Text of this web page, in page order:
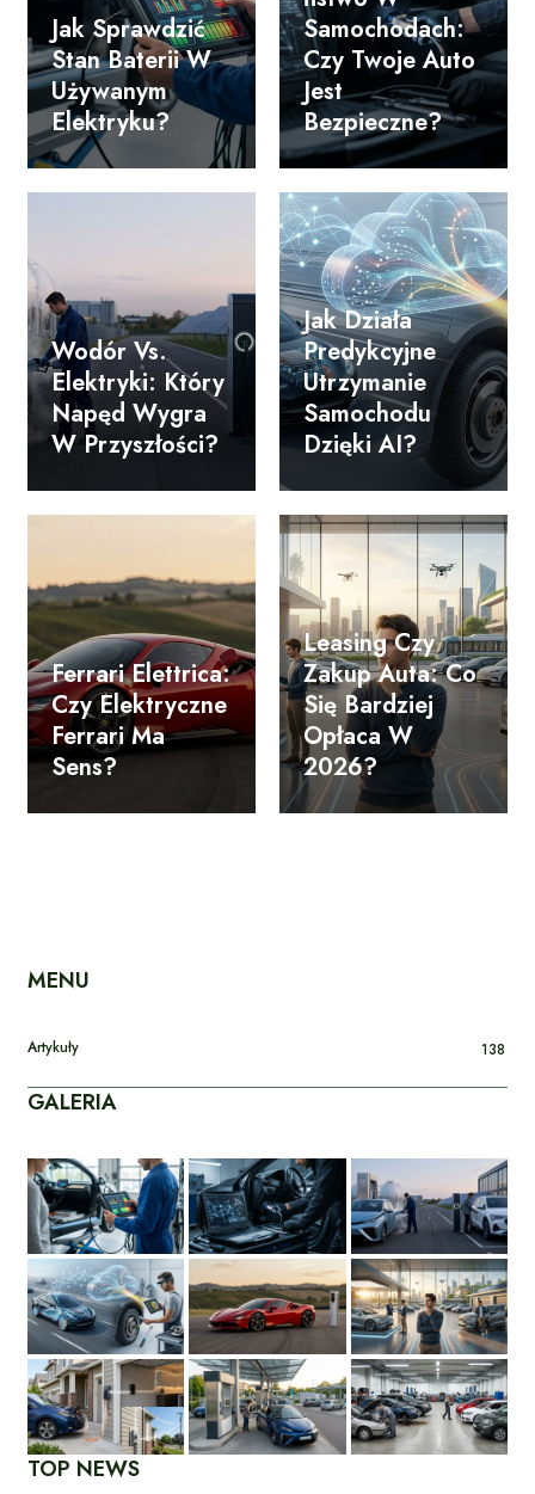
Jak Sprawdzić
Stan Baterii W
Używanym
Elektryku?
Samochodach:
Czy Twoje Auto
Jest
Bezpieczne?
Wodór Vs.
Elektryki: Który
Napęd Wygra
W Przyszłości?
Jak Działa
Predykcyjne
Utrzymanie
Samochodu
Dzięki AI?
Ferrari Elettrica:
Czy Elektryczne
Ferrari Ma
Sens?
Leasing Czy
Zakup Auta: Co
Się Bardziej
Opłaca W
2026?
MENU
Artykuły 138
GALERIA
TOP NEWS